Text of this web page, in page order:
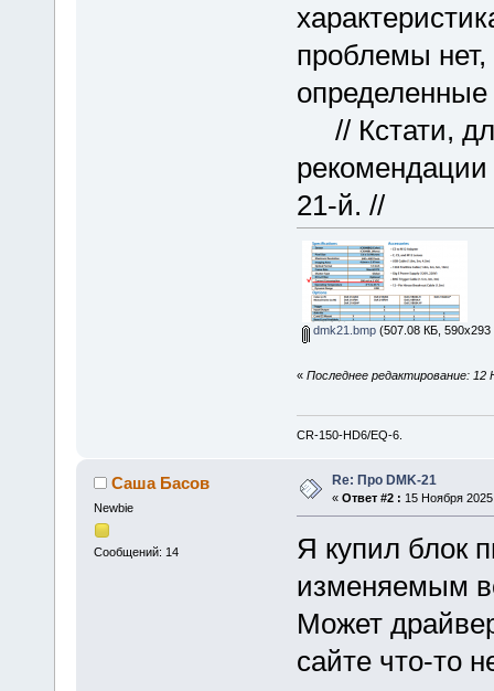
проблемы
определенные
// Кстати,
рекомендации
21-й. //
dmk21.bmp(507.08 КБ, 590x293
« Последнее редактирование: 12
CR-150-HD6/EQ-6.
Саша Басов
Newbie
Сообщений: 14
Re: Про DMK-21
« Ответ #2 : 15 Ноября
Я купил блок
изменяемым
Может
сайте что-то